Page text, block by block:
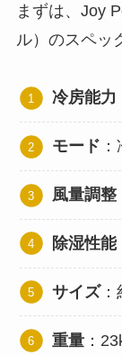
まずは、Joy
ル）のスペッ
冷房能力
モード
風量調整
除湿性能
サイズ：
重量 ：